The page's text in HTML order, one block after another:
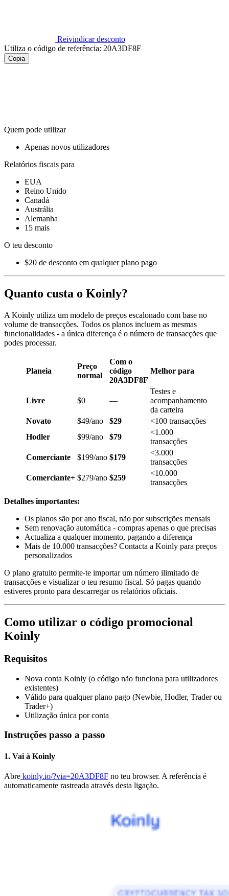
Reivindicar desconto
Utiliza o código de referência: 20A3DF8F
Copia
Quem pode utilizar
Apenas novos utilizadores
Relatórios fiscais para
EUA
Reino Unido
Canadá
Austrália
Alemanha
15 mais
O teu desconto
$20 de desconto em qualquer plano pago
Quanto custa o Koinly?
A Koinly utiliza um modelo de preços escalonado com base no
volume de transacções. Todos os planos incluem as mesmas
funcionalidades - a única diferença é o número de transacções que
podes processar.
Planeia
Preço
normal
Com o
código
20A3DF8F
Melhor para
Livre $0 —
Testes e
acompanhamento
da carteira
Novato
$49/ano $29
<100 transacções
Hodler
$99/ano $79
<1.000
transacções
Comerciante
$199/ano $179
<3.000
transacções
Comerciante+ $279/ano $259
<10.000
transacções
Detalhes importantes:
Os planos são por ano fiscal, não por subscrições mensais
Sem renovação automática - compras apenas o que precisas
Actualiza a qualquer momento, pagando a diferença
Mais de 10.000 transacções? Contacta a Koinly para preços
personalizados
O plano gratuito permite-te importar um número ilimitado de
transacções e visualizar o teu resumo fiscal. Só pagas quando
estiveres pronto para descarregar os relatórios oficiais.
Como utilizar o código promocional
Koinly
Requisitos
Nova conta Koinly (o código não funciona para utilizadores
existentes)
Válido para qualquer plano pago (Newbie, Hodler, Trader ou
Trader+)
Utilização única por conta
Instruções passo a passo
1. Vai à Koinly
Abre koinly.io/?via=20A3DF8F no teu browser. A referência é
automaticamente rastreada através desta ligação.